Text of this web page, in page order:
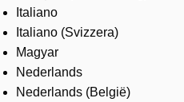
Italiano
Italiano (Svizzera)
Magyar
Nederlands
Nederlands (België)